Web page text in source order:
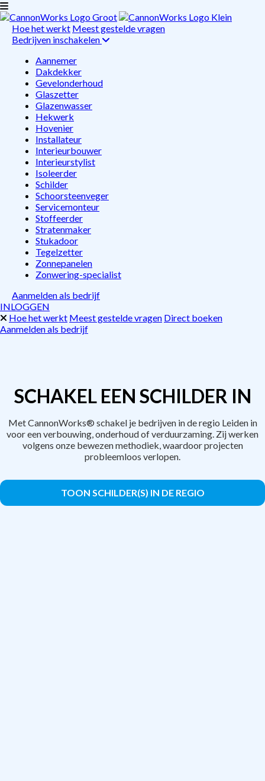
Hoe het werkt Meest gestelde vragen
Bedrijven inschakelen
Aannemer
Dakdekker
Gevelonderhoud
Glaszetter
Glazenwasser
Hekwerk
Hovenier
Installateur
Interieurbouwer
Interieurstylist
Isoleerder
Schilder
Schoorsteenveger
Servicemonteur
Stoffeerder
Stratenmaker
Stukadoor
Tegelzetter
Zonnepanelen
Zonwering-specialist
Aanmelden als bedrijf
INLOGGEN
Hoe het werkt Meest gestelde vragen Direct boeken
Aanmelden als bedrijf
SCHAKEL EEN SCHILDER IN
Met CannonWorks® schakel je bedrijven in de regio Leiden in
voor een verbouwing, onderhoud of verduurzaming. Zij werken
volgens onze bewezen methodiek, waardoor projecten
probleemloos verlopen.
TOON SCHILDER(S) IN DE REGIO